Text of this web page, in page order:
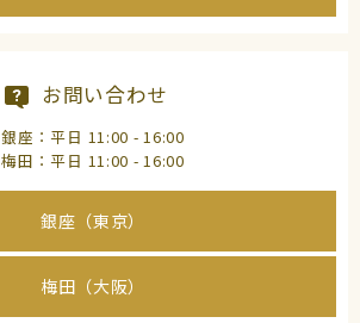
お問い合わせ
銀座：平日 11:00 - 16:00
梅田：平日 11:00 - 16:00
銀座（東京）
梅田（大阪）